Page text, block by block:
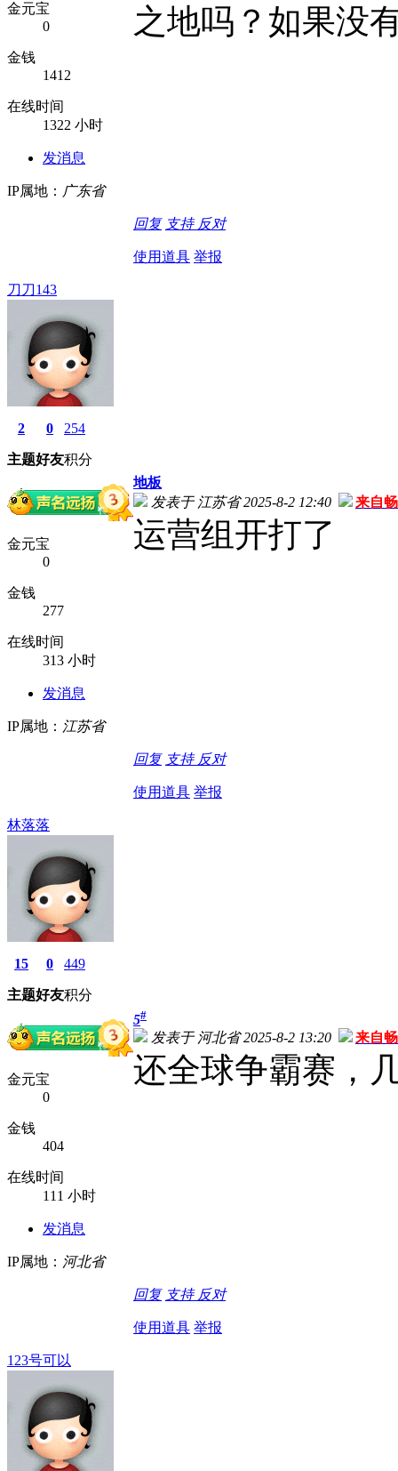
金元宝
0
金钱
1412
在线时间
1322 小时
发消息
IP属地： 广东省
之地吗？如果没
回复 支持 反对
使用道具 举报
刀刀143
2
主题
0
好友
254
积分
金元宝
0
金钱
277
在线时间
313 小时
发消息
IP属地： 江苏省
地板
发表于 江苏省 2025-8-2 12:40
来自
运营组开打了
回复 支持 反对
使用道具 举报
林落落
15
主题
0
好友
449
积分
金元宝
0
金钱
404
在线时间
111 小时
发消息
IP属地： 河北省
5#
发表于 河北省 2025-8-2 13:20 来自
还全球争霸赛，
回复 支持 反对
使用道具 举报
123号可以